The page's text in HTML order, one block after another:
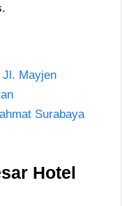
Jl. Mayjen
Surabaya
Hotel